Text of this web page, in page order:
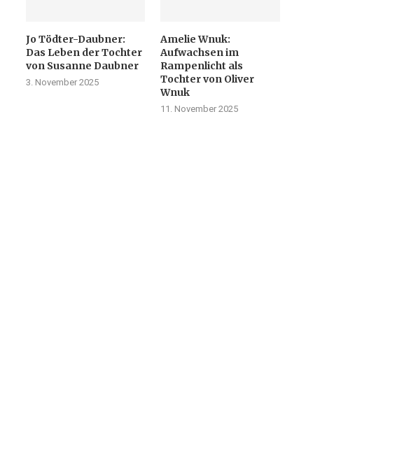
Jo Tödter-Daubner:
Das Leben der Tochter
von Susanne Daubner
3. November 2025
Amelie Wnuk:
Aufwachsen im
Rampenlicht als
Tochter von Oliver
Wnuk
11. November 2025